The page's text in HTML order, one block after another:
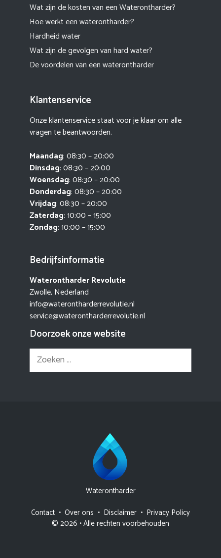
Wat zijn de kosten van een Waterontharder?
Hoe werkt een waterontharder?
Hardheid water
Wat zijn de gevolgen van hard water?
De voordelen van een waterontharder
Klantenservice
Onze klantenservice staat voor je klaar om alle
vragen te beantwoorden.
Maandag: 08:30 – 20:00
Dinsdag: 08:30 – 20:00
Woensdag: 08:30 – 20:00
Donderdag: 08:30 – 20:00
Vrijdag: 08:30 – 20:00
Zaterdag: 10:00 – 15:00
Zondag: 10:00 – 15:00
Bedrijfsinformatie
Waterontharder Revolutie
Zwolle, Nederland
info@waterontharderrevolutie.nl
service@waterontharderrevolutie.nl
Doorzoek onze website
Zoek
naar:
Waterontharder
Contact • Over ons • Disclaimer • Privacy Policy
© 2026 • Alle rechten voorbehouden